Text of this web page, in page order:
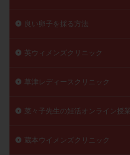
良い卵子を採る方法
英ウィメンズクリニック
草津レディースクリニック
菜々子先生の妊活オンライン授業
蔵本ウイメンズクリニック